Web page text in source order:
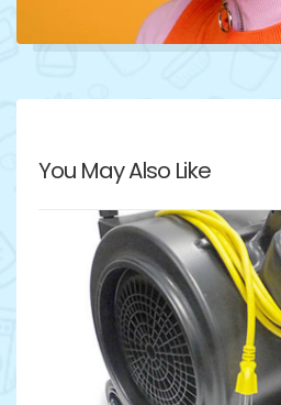
You May Also Like